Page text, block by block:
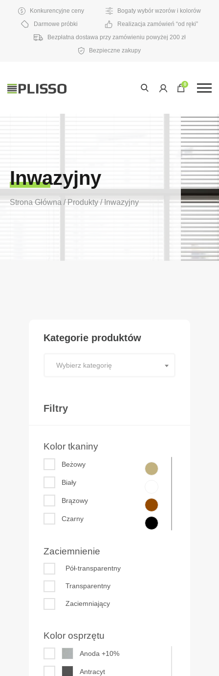
Konkurencyjne ceny
Bogaty wybór wzorów i kolorów
Darmowe próbki
Realizacja zamówień “od ręki”
Bezpłatna dostawa przy zamówieniu powyżej 200 zł
Bezpieczne zakupy
0
Inwazyjny
Strona Główna / Produkty / Inwazyjny
Kategorie produktów
Wybierz kategorię
Filtry
Kolor tkaniny
Beżowy
Biały
Brązowy
Czarny
Fioletowy
Niebieski
Pomarańczowy
Zaciemnienie
Pół-transparentny
Transparentny
Zaciemniający
Kolor osprzętu
Anoda +10%
Antracyt